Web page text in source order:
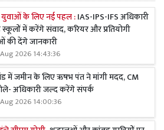
के लिए नई पहल :IAS-IPS-IFS अधिकारी
स्कूलों में करेंगे संवाद, करियर और प्रतियोगी
की देंगे जानकारी
2026 14:43:36
में जमीन के लिए ऋषभ पंत ने मांगी मदद, CM
अधिकारी जल्द करेंगे संपर्क
2026 14:00:36